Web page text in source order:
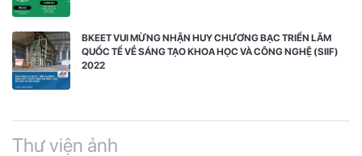
BKEET VUI MỪNG NHẬN HUY CHƯƠNG BẠC TRIỂN LÃM
QUỐC TẾ VỀ SÁNG TẠO KHOA HỌC VÀ CÔNG NGHỆ (SIIF)
2022
Thư viện ảnh